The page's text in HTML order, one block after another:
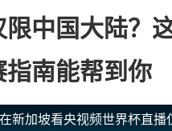
限中国大陆？
指南能帮到你
在新加坡看央视频世界杯直播